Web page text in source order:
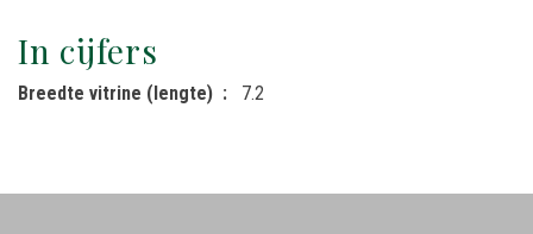
In cijfers
Breedte vitrine (lengte) 7.2